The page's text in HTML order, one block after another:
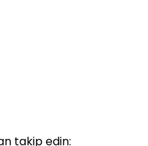
takip edin: